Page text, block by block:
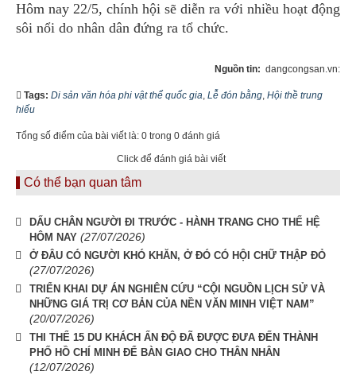
Hôm nay 22/5, chính hội sẽ diễn ra với nhiều hoạt động
sôi nổi do nhân dân đứng ra tổ chức.
Nguồn tin: dangcongsan.vn:
Tags: Di sản văn hóa phi vật thể quốc gia, Lễ đón bằng, Hội thề trung
hiếu
Tổng số điểm của bài viết là: 0 trong 0 đánh giá
Click để đánh giá bài viết
Có thể bạn quan tâm
DẤU CHÂN NGƯỜI ĐI TRƯỚC - HÀNH TRANG CHO THẾ HỆ
HÔM NAY (27/07/2026)
Ở ĐÂU CÓ NGƯỜI KHÓ KHĂN, Ở ĐÓ CÓ HỘI CHỮ THẬP ĐỎ
(27/07/2026)
TRIỂN KHAI DỰ ÁN NGHIÊN CỨU “CỘI NGUỒN LỊCH SỬ VÀ
NHỮNG GIÁ TRỊ CƠ BẢN CỦA NỀN VĂN MINH VIỆT NAM”
(20/07/2026)
THI THỂ 15 DU KHÁCH ẤN ĐỘ ĐÃ ĐƯỢC ĐƯA ĐẾN THÀNH
PHỐ HỒ CHÍ MINH ĐỂ BÀN GIAO CHO THÂN NHÂN
(12/07/2026)